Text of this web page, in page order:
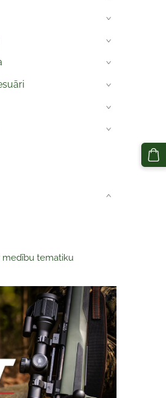
›
›
›
›
›
›
medību tematiku
›